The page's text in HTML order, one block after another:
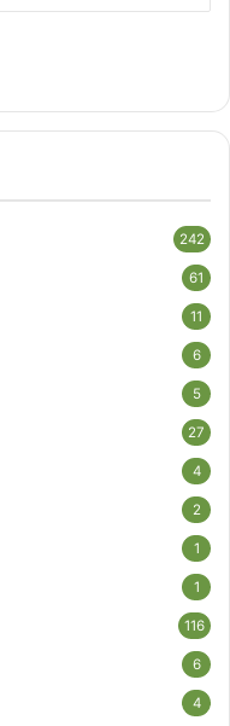
242
61
11
6
5
27
4
2
1
1
116
6
4